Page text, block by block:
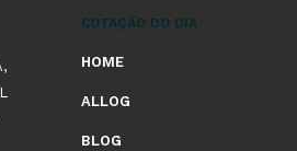
COTAÇÃO DO DIA
HOME
ALLOG
BLOG